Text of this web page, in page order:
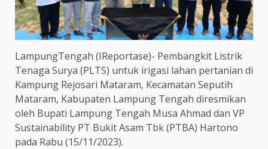
LampungTengah (IReportase)- Pembangkit Listrik
Tenaga Surya (PLTS) untuk irigasi lahan pertanian di
Kampung Rejosari Mataram, Kecamatan Seputih
Mataram, Kabupaten Lampung Tengah diresmikan
oleh Bupati Lampung Tengah Musa Ahmad dan VP
Sustainability PT Bukit Asam Tbk (PTBA) Hartono
pada Rabu (15/11/2023).